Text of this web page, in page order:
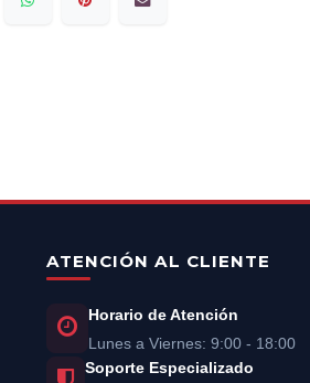
ATENCIÓN AL CLIENTE
Horario de Atención
Lunes a Viernes: 9:00 - 18:00
Soporte Especializado